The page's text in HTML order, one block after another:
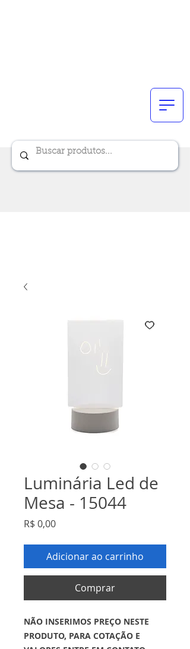
Luminária Led de
Mesa - 15044
R$ 0,00Preço
Adicionar ao carrinho
Comprar
NÃO INSERIMOS PREÇO NESTE
PRODUTO, PARA COTAÇÃO E